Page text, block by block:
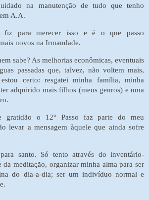
na manutenção de tudo que tenho
A.A.
para merecer isso e é o que passo
novos na Irmandade.
sabe? As melhorias econômicas, eventuais
passadas que, talvez, não voltem mais,
certo: resgatei minha família, minha
adquirido mais filhos (meus genros) e uma
gratidão o 12° Passo faz parte do meu
levar a mensagem àquele que ainda sofre
santo. Só tento através do inventário-
da meditação, organizar minha alma para ser
do dia-a-dia; ser um indivíduo normal e